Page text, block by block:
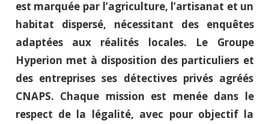
est marquée par l’agriculture, l’artisanat et un
habitat dispersé, nécessitant des enquêtes
adaptées aux réalités locales. Le Groupe
Hyperion met à disposition des particuliers et
des entreprises ses détectives privés agréés
CNAPS. Chaque mission est menée dans le
respect de la légalité, avec pour objectif la